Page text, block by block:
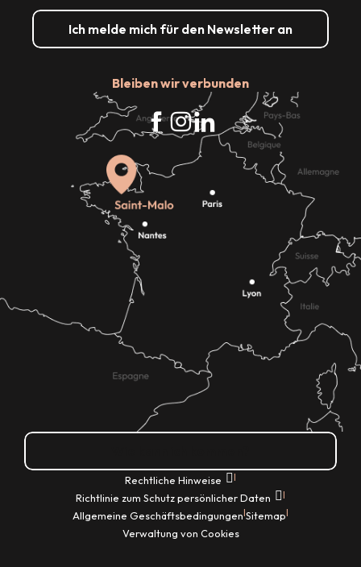
Ich melde mich für den Newsletter an
Bleiben wir verbunden
Rechtliche Hinweise |
Richtlinie zum Schutz persönlicher Daten |
Allgemeine Geschäftsbedingungen|Sitemap|
Verwaltung von Cookies